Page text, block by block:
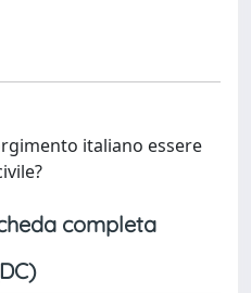
italiano essere
completa